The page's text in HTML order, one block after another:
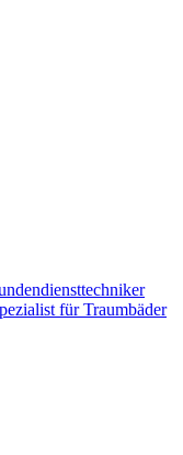
für Traumbäder